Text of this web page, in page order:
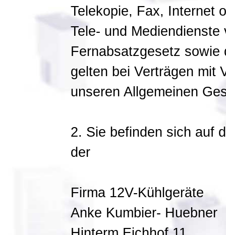
Telekopie, Fax, Internet
Tele- und
Fernabsatzgesetz
gelten bei Verträgen mit
unseren Allgemeinen
2. Sie befinden sich auf
der
Firma 12V-Kühlgeräte
Anke Kumbier- Huebner